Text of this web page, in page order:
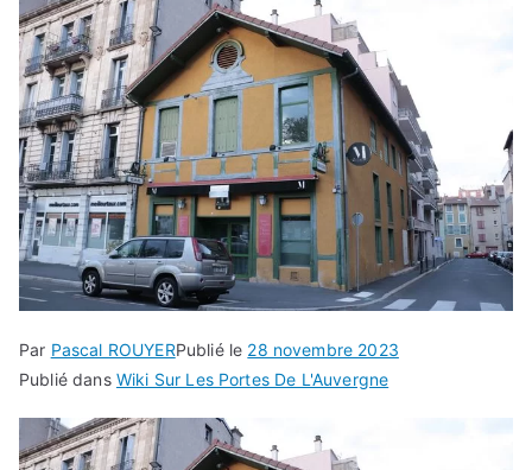
Par Pascal ROUYERPublié le 28 novembre 2023
Publié dans Wiki Sur Les Portes De L'Auvergne